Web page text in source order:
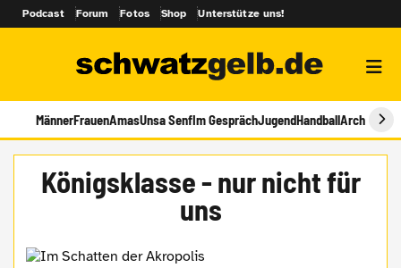
Podcast Forum Fotos Shop Unterstütze uns!
MännerFrauenAmasUnsa SenfIm GesprächJugendHandballArchiv
Königsklasse - nur nicht für
uns